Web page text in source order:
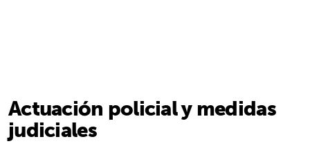
Actuación policial y medidas
judiciales